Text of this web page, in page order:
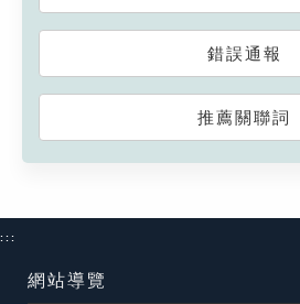
錯誤通報
推薦關聯詞
:::
網站導覽